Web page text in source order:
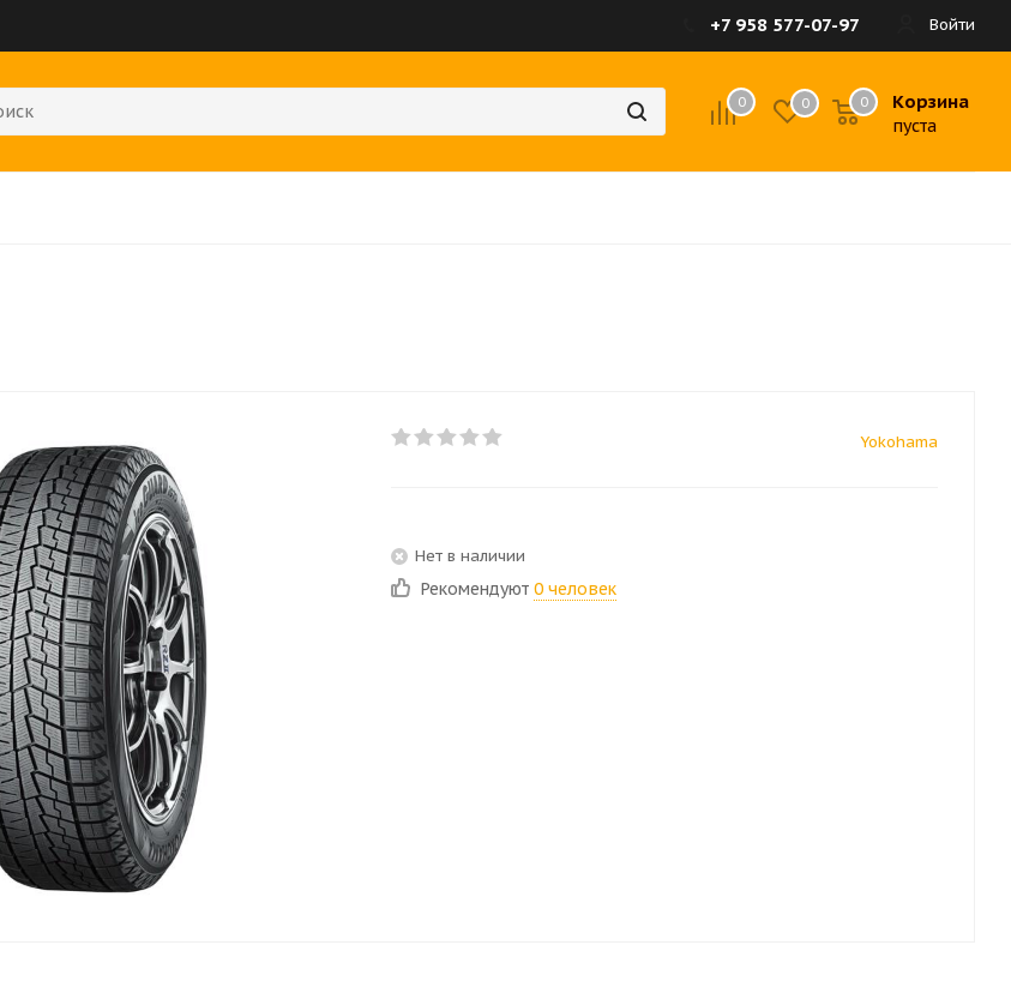
Войти
+7 958 577-07-97
0 0 Корзина
пуста
0
Yokohama
Нет в наличии
Рекомендуют 0 человек